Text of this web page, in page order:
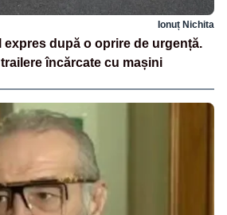
Ionuț Nichita
după o oprire de urgență.
încărcate cu mașini